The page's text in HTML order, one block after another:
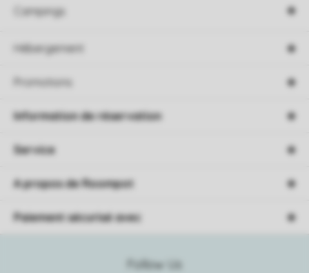
Campings
Hébergement
Promotions
Follow Us
Information de réservation
Service
A propos de Roompot
Paiement sécurisé avec